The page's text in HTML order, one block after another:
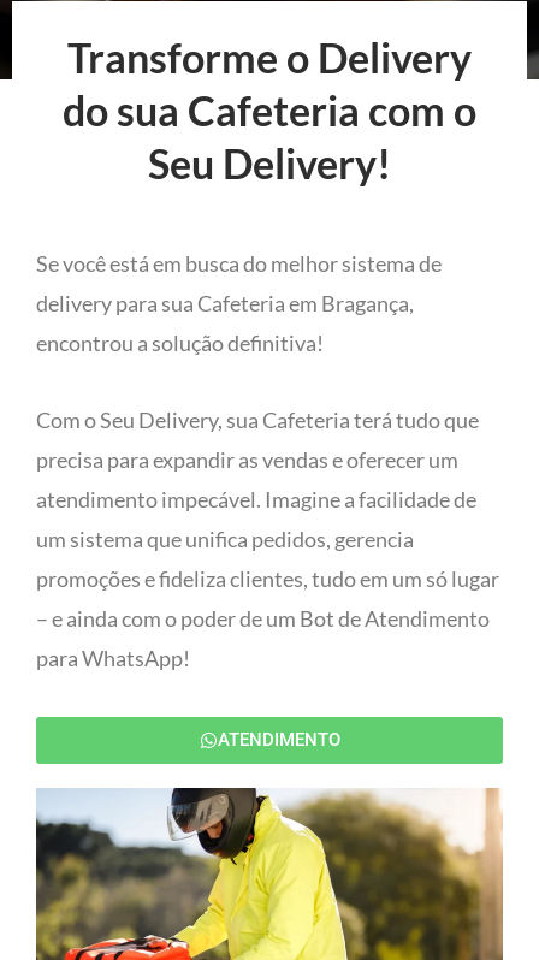
Transforme o Delivery
do sua Cafeteria com o
Seu Delivery!
Se você está em busca do melhor sistema de
delivery para sua Cafeteria em Bragança,
encontrou a solução definitiva!
Com o Seu Delivery, sua Cafeteria terá tudo que
precisa para expandir as vendas e oferecer um
atendimento impecável. Imagine a facilidade de
um sistema que unifica pedidos, gerencia
promoções e fideliza clientes, tudo em um só lugar
– e ainda com o poder de um Bot de Atendimento
para WhatsApp!
ATENDIMENTO